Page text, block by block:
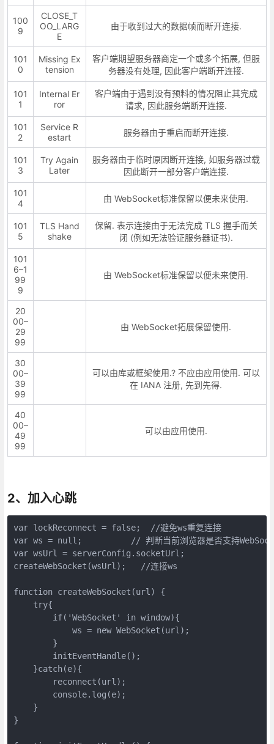
100
9
CLOSE_T
OO_LARG
E
由于收到过大的数据帧而断开连接.
101
0
Missing Ex
tension
客户端期望服务器商定一个或多个拓展, 但服
务器没有处理, 因此客户端断开连接.
101
1
Internal Er
ror
客户端由于遇到没有预料的情况阻止其完成
请求, 因此服务端断开连接.
101
2
Service R
estart
服务器由于重启而断开连接.
101
3
Try Again
Later
服务器由于临时原因断开连接, 如服务器过载
因此断开一部分客户端连接.
101
4
由 WebSocket标准保留以便未来使用.
101
5
TLS Hand
shake
保留. 表示连接由于无法完成 TLS 握手而关
闭 (例如无法验证服务器证书).
101
6–1
99
9
由 WebSocket标准保留以便未来使用.
20
00–
29
99
由 WebSocket拓展保留使用.
30
00–
39
99
可以由库或框架使用.? 不应由应用使用. 可以
在 IANA 注册, 先到先得.
40
00–
49
99
可以由应用使用.
2、加入心跳
var lockReconnect = false;  //避免ws重复连接
var ws = null;          // 判断当前浏览器是否支持
var wsUrl = serverConfig.socketUrl;
createWebSocket(wsUrl);   //连接ws
function createWebSocket(url) {
    try{
        if('WebSocket' in window){
            ws = new WebSocket(url);
        }
        initEventHandle();
    }catch(e){
        reconnect(url);
        console.log(e);
    }
}